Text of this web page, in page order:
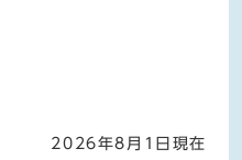
2026年8月1日現在